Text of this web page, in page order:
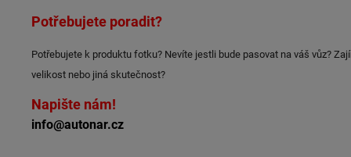
Potřebujete poradit?
Potřebujete k produktu fotku? Nevíte jestli bude pasovat na váš vůz?
velikost nebo jiná skutečnost?
Napište nám!
info@autonar.cz